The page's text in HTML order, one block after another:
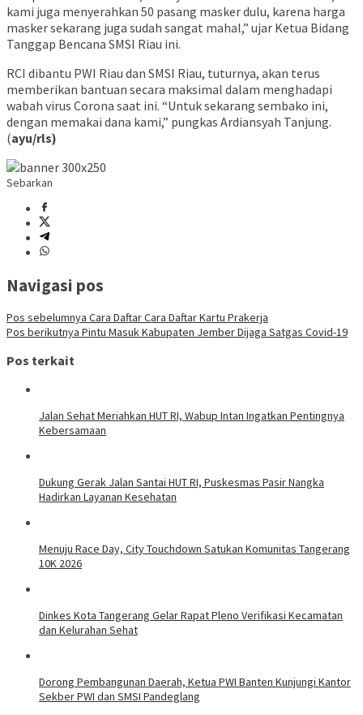
kami juga menyerahkan 50 pasang masker dulu, karena harga
masker sekarang juga sudah sangat mahal,” ujar Ketua Bidang
Tanggap Bencana SMSI Riau ini.
RCI dibantu PWI Riau dan SMSI Riau, tuturnya, akan terus
memberikan bantuan secara maksimal dalam menghadapi
wabah virus Corona saat ini. “Untuk sekarang sembako ini,
dengan memakai dana kami,” pungkas Ardiansyah Tanjung.
(ayu/rls)
Sebarkan
Navigasi pos
Pos sebelumnya Cara Daftar Cara Daftar Kartu Prakerja
Pos berikutnya Pintu Masuk Kabupaten Jember Dijaga Satgas Covid-19
Pos terkait
Jalan Sehat Meriahkan HUT RI, Wabup Intan Ingatkan Pentingnya
Kebersamaan
Dukung Gerak Jalan Santai HUT RI, Puskesmas Pasir Nangka
Hadirkan Layanan Kesehatan
Menuju Race Day, City Touchdown Satukan Komunitas Tangerang
10K 2026
Dinkes Kota Tangerang Gelar Rapat Pleno Verifikasi Kecamatan
dan Kelurahan Sehat
Dorong Pembangunan Daerah, Ketua PWI Banten Kunjungi Kantor
Sekber PWI dan SMSI Pandeglang